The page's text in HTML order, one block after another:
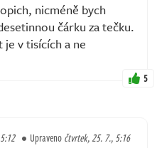
nicméně bych
čárku za tečku.
v tisících a ne
5
Upravenočtvrtek, 25. 7., 5:16